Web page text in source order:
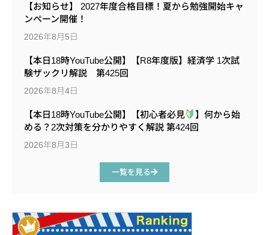
【お知らせ】 2027年度合格目標！夏から勉強開始キャ
ンペーン開催！
2026年8月5日
【本日18時YouTube公開】【R8年度版】経済学 1次試
験ザックリ解説 第425回
2026年8月4日
【本日18時YouTube公開】【初心者必見
】何から始
める？2次対策を分かりやすく解説 第424回
2026年8月3日
一覧を見る